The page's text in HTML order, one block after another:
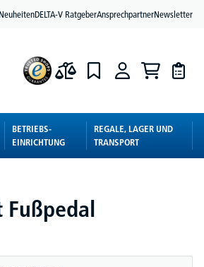
NeuheitenDELTA-V RatgeberAnsprechpartnerNewsletter
BETRIEBS-
EINRICHTUNG
REGALE, LAGER UND
TRANSPORT